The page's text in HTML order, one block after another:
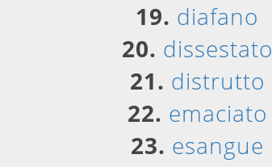
19. diafano
20. dissestato
21. distrutto
22. emaciato
23. esangue